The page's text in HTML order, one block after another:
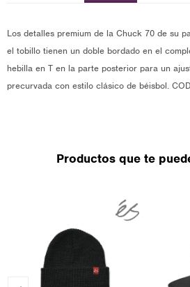
Los detalles premium de la Chuck 70 de su
el tobillo tienen un doble bordado en el
hebilla en T en la parte posterior para un
precurvada con estilo clásico de béisbol.
Productos que te